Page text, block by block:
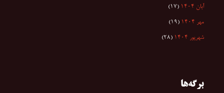
آبان ۱۴۰۴ (۱۷)
مهر ۱۴۰۴ (۱۹)
شهریور ۱۴۰۴ (۲۸)
برگه‌ها